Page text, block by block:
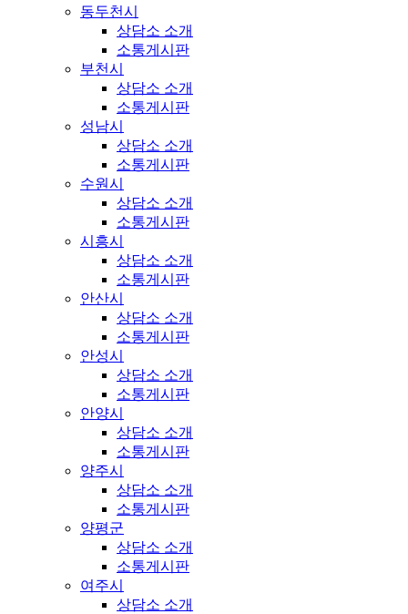
동두천시
상담소 소개
소통게시판
부천시
상담소 소개
소통게시판
성남시
상담소 소개
소통게시판
수원시
상담소 소개
소통게시판
시흥시
상담소 소개
소통게시판
안산시
상담소 소개
소통게시판
안성시
상담소 소개
소통게시판
안양시
상담소 소개
소통게시판
양주시
상담소 소개
소통게시판
양평군
상담소 소개
소통게시판
여주시
상담소 소개